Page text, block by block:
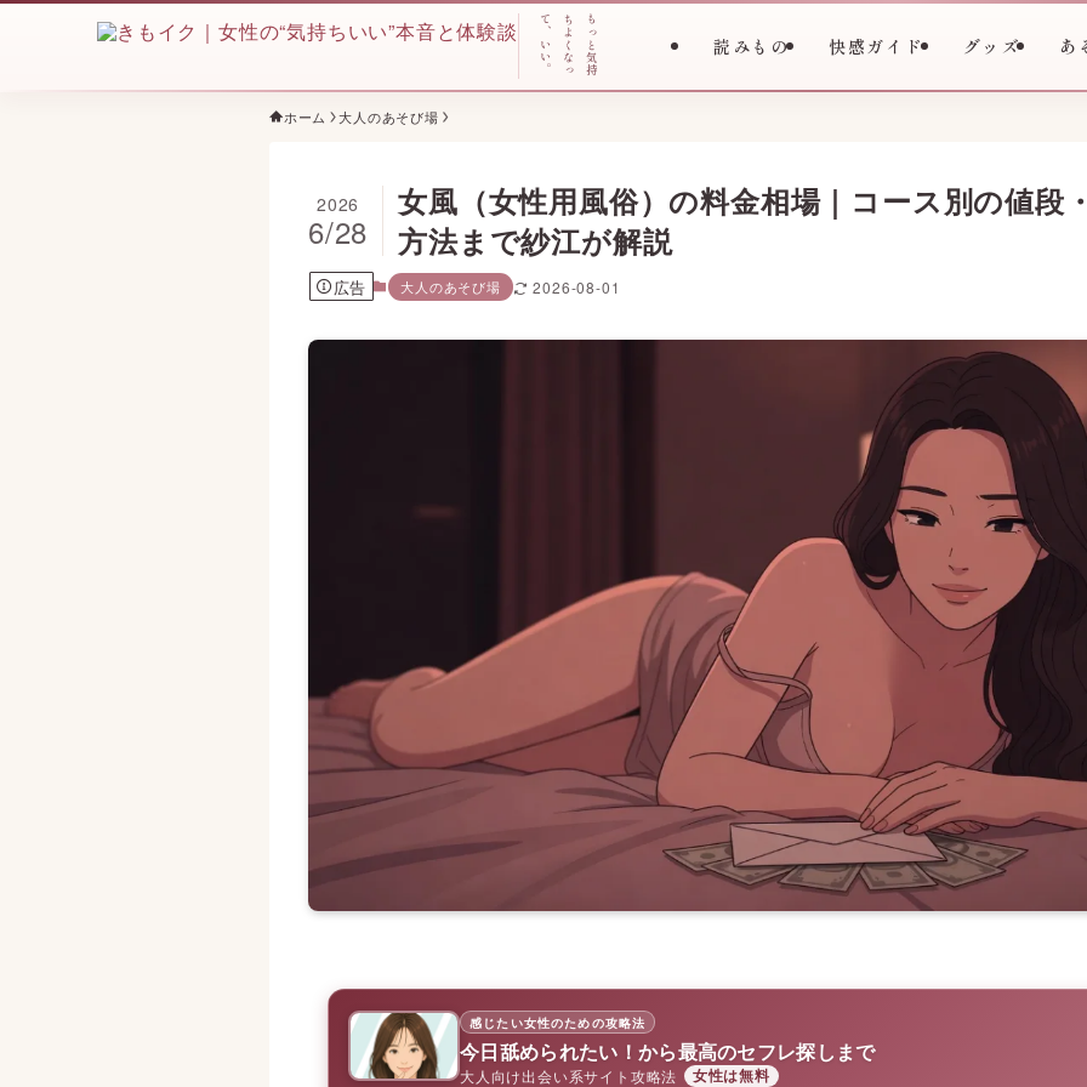
も
っ
と
気
持
ち
よ
く
な
っ
て
、
い
い
。
読みもの 快感ガイド グッズ あ
ホーム 大人のあそび場
女風（女性用風俗）の料金相場｜コース別の値段
方法まで紗江が解説
2026
6/28
広告 大人のあそび場 2026-08-01
感じたい女性のための攻略法
今日舐められたい！から最高のセフレ探しまで
大人向け出会い系サイト攻略法 女性は無料